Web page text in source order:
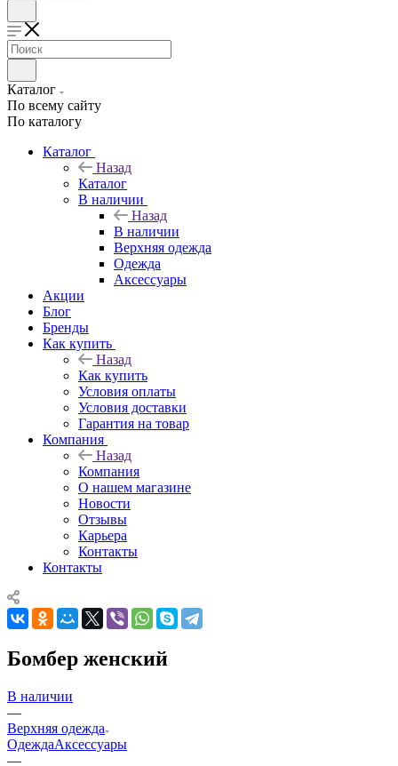
Каталог
По всему сайту
По каталогу
Каталог
Назад
Каталог
В наличии
Назад
В наличии
Верхняя одежда
Одежда
Аксессуары
Акции
Блог
Бренды
Как купить
Назад
Как купить
Условия оплаты
Условия доставки
Гарантия на товар
Компания
Назад
Компания
О нашем магазине
Новости
Отзывы
Карьера
Контакты
Контакты
Бомбер женский
В наличии
—
Верхняя одежда
ОдеждаАксессуары
—